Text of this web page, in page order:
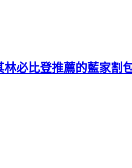
林必比登推薦的藍家